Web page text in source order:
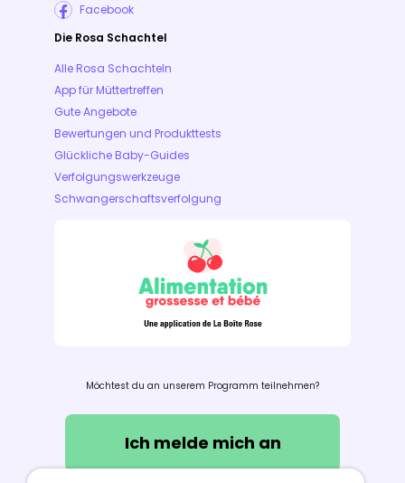
Facebook
Die Rosa Schachtel
Alle Rosa Schachteln
App für Müttertreffen
Gute Angebote
Bewertungen und Produkttests
Glückliche Baby-Guides
Verfolgungswerkzeuge
Schwangerschaftsverfolgung
Möchtest du an unserem Programm teilnehmen?
Ich melde mich an